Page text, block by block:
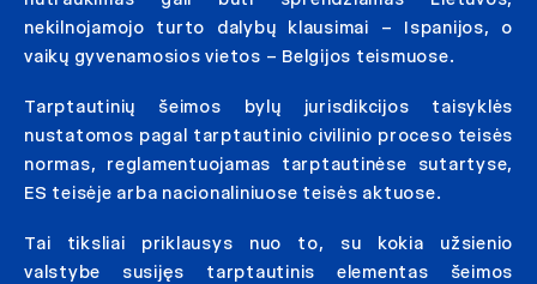
nekilnojamojo turto dalybų klausimai – Ispanijos, o
vaikų gyvenamosios vietos – Belgijos teismuose.
Tarptautinių šeimos bylų jurisdikcijos taisyklės
nustatomos pagal tarptautinio civilinio proceso teisės
normas, reglamentuojamas tarptautinėse sutartyse,
ES teisėje arba nacionaliniuose teisės aktuose.
Tai tiksliai priklausys nuo to, su kokia užsienio
valstybe susijęs tarptautinis elementas šeimos